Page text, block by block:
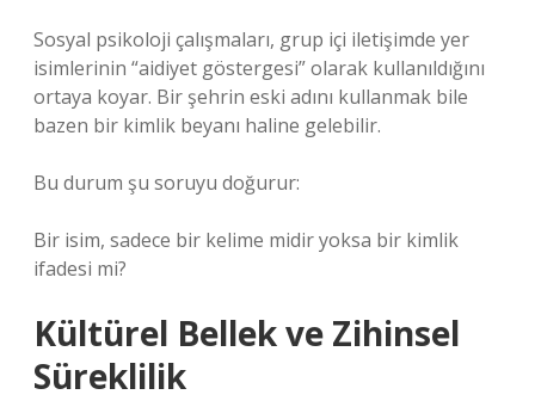
Sosyal psikoloji çalışmaları, grup içi iletişimde yer
isimlerinin “aidiyet göstergesi” olarak kullanıldığını
ortaya koyar. Bir şehrin eski adını kullanmak bile
bazen bir kimlik beyanı haline gelebilir.
Bu durum şu soruyu doğurur:
Bir isim, sadece bir kelime midir yoksa bir kimlik
ifadesi mi?
Kültürel Bellek ve Zihinsel
Süreklilik